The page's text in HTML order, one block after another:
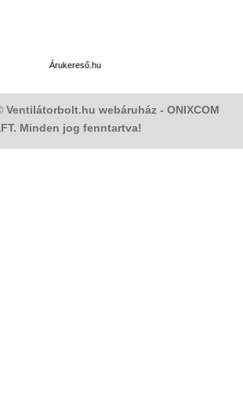
Árukereső.hu
Ventilátorbolt.hu webáruház - ONIXCOM
Minden jog fenntartva!